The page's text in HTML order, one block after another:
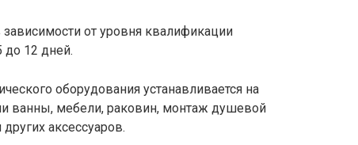
от уровня квалификации
до 12 дней.
оборудования устанавливается на
ванны, мебели, раковин, монтаж душевой
аксессуаров.